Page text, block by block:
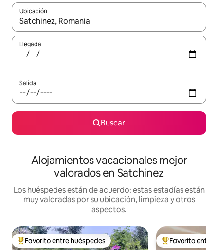
Ubicación
Cuando los resultados estén disponibles, navega con las
Llegada
Salida
Buscar
Alojamientos vacacionales mejor
valorados en Satchinez
Los huéspedes están de acuerdo: estas estadías están
muy valoradas por su ubicación, limpieza y otros
aspectos.
Favorito entre huéspedes preferido
Favorito entre huéspedes Favorito entre
Favorito entre